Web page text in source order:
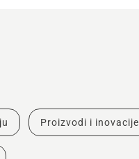
Proizvodi i inovacije